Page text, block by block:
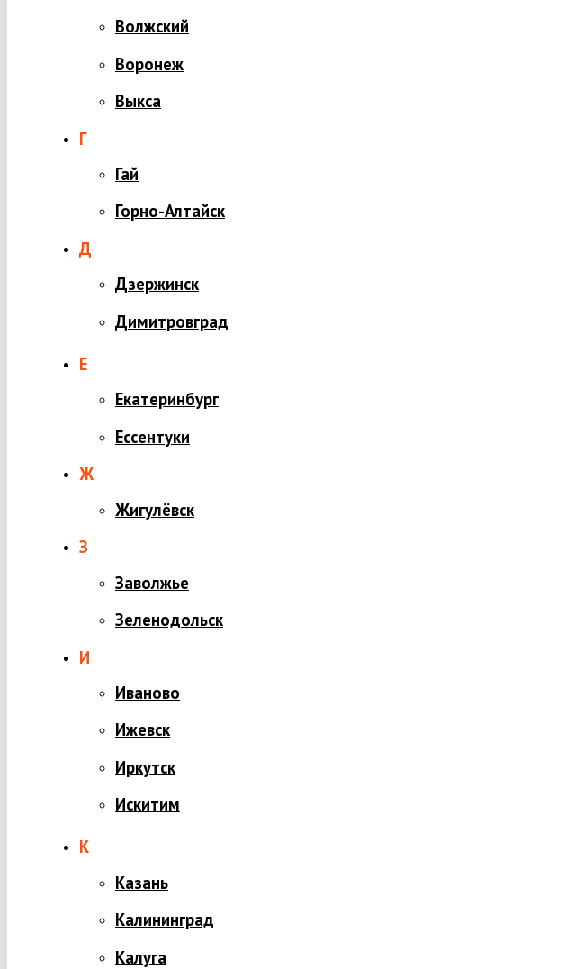
Волжский
Воронеж
Выкса
Г
Гай
Горно-Алтайск
Д
Дзержинск
Димитровград
Е
Екатеринбург
Ессентуки
Ж
Жигулёвск
З
Заволжье
Зеленодольск
И
Иваново
Ижевск
Иркутск
Искитим
К
Казань
Калининград
Калуга